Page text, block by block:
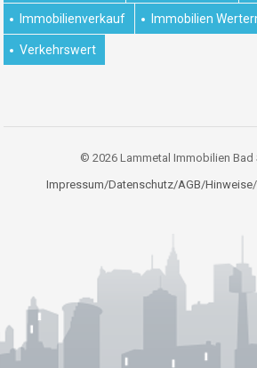
Immobilienverkauf Immobilien
Verkehrswert
© 2026 Lammetal Immobilien Bad
Impressum/Datenschutz/AGB/Hinweise/